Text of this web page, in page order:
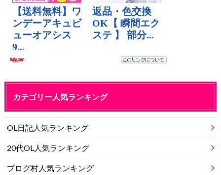
カテゴリー人気ランキング
OL日記人気ランキング
20代OL人気ランキング
ブログ村人気ランキング